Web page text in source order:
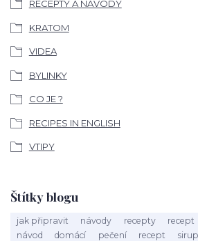
RECEPTY A NÁVODY
KRATOM
VIDEA
BYLINKY
CO JE ?
RECIPES IN ENGLISH
VTIPY
Štítky blogu
jak připravit návody recepty recept
návod
domácí pečení recept sirup